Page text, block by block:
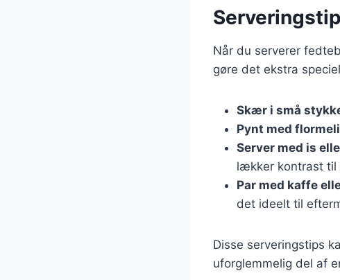
Når du serverer
gøre det ekstra
Skær i små
Pynt med
Server med is
lækker kontrast til
Par med kaffe
det ideelt til
Disse serveringstips
uforglemmelig del af